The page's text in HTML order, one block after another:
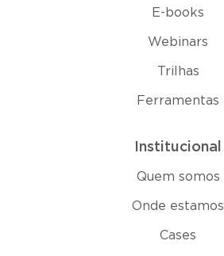
E-books
Webinars
Trilhas
Ferramentas
Institucional
Quem somos
Onde estamos
Cases